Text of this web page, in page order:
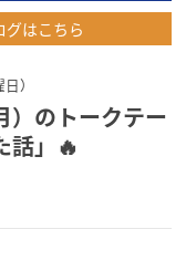
グはこちら
）
）のトークテー
話」🔥